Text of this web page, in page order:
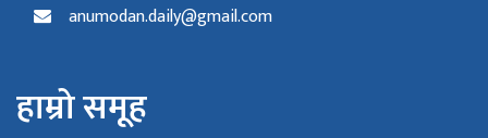
anumodan.daily@gmail.com
हाम्रो समूह